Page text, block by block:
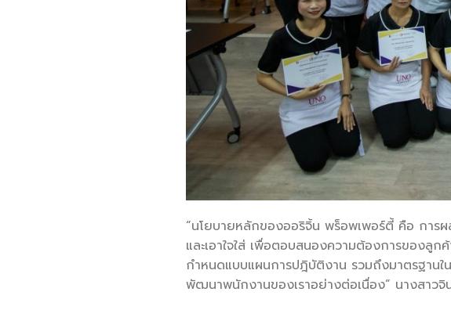
“นโยบายหลักของออริจิ้น พร็อพเพอร์ตี้ คือ การผ
และเอาใจใส่ เพื่อตอบสนองความต้องการของ
กำหนดแบบแผนการปฎิบัติงาน รวมถึงมาตรฐานใ
พัฒนาพนักงานของเราอย่างต่อเนื่อง” นางสาว